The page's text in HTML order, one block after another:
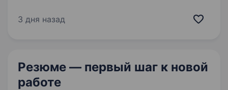
commerce напрямок та B2B-продажі, тому
3 дня назад
Резюме — первый шаг к новой
работе